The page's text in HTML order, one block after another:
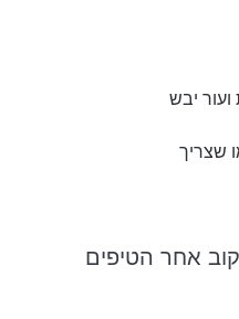
יבש
שצריך
אחר הטיפים